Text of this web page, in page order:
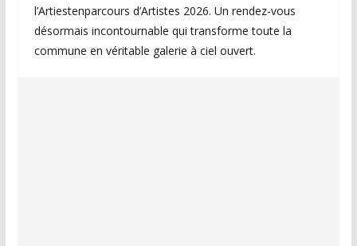
l’Artiestenparcours d’Artistes 2026. Un rendez-vous
désormais incontournable qui transforme toute la
commune en véritable galerie à ciel ouvert.